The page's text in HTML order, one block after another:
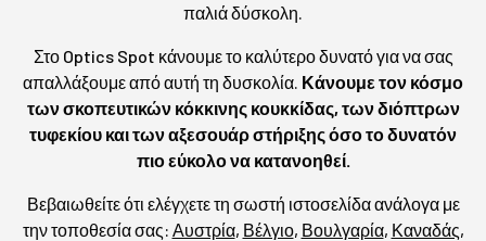
παλιά δύσκολη.
Στο Optics Spot κάνουμε το καλύτερο δυνατό για να σας
απαλλάξουμε από αυτή τη δυσκολία. Κάνουμε τον κόσμο
των σκοπευτικών κόκκινης κουκκίδας, των διόπτρων
τυφεκίου και των αξεσουάρ στήριξης όσο το δυνατόν
πιο εύκολο να κατανοηθεί.
Βεβαιωθείτε ότι ελέγχετε τη σωστή ιστοσελίδα ανάλογα με
την τοποθεσία σας: Αυστρία, Βέλγιο, Βουλγαρία, Καναδάς,